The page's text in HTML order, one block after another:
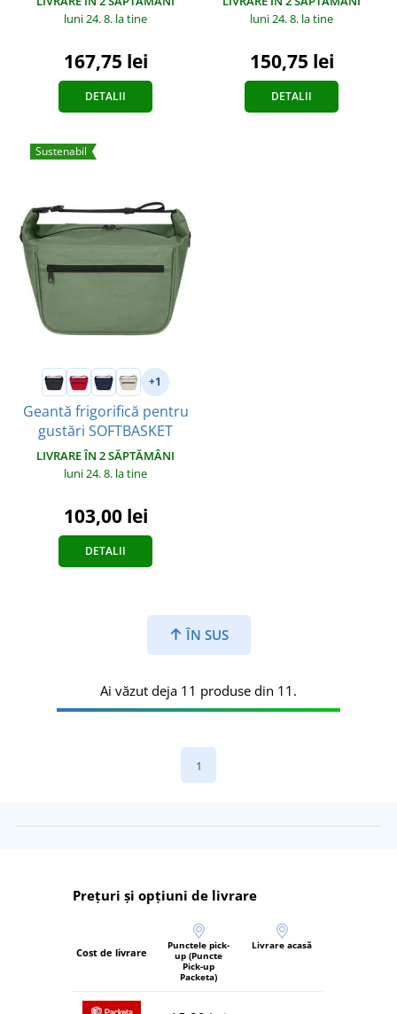
luni 24. 8. la tine
167,75 lei
DETALII
luni 24. 8. la tine
150,75 lei
DETALII
Sustenabil
+1
Geantă frigorifică pentru
gustări SOFTBASKET
LIVRARE ÎN 2 SĂPTĂMÂNI
luni 24. 8. la tine
103,00 lei
DETALII
ÎN SUS
Ai văzut deja 11 produse din 11.
1
Prețuri și opțiuni de livrare
Cost de livrare
Punctele pick-
up (Puncte
Pick-up
Packeta)
Livrare acasă